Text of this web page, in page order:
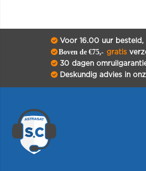
Voor 16.00 uur besteld,
Boven de €75,- gratis
30 dagen
Deskundig advies in